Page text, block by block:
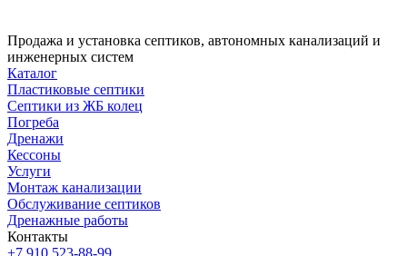
Продажа и установка септиков, автономных канализаций и
инженерных систем
Каталог
Пластиковые септики
Септики из ЖБ колец
Погреба
Дренажи
Кессоны
Услуги
Монтаж канализации
Обслуживание септиков
Дренажные работы
Контакты
+7 910 523-88-99